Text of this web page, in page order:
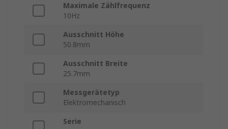
Maximale Zählfrequenz
10Hz
Ausschnitt Höhe
50.8mm
Ausschnitt Breite
25.7mm
Messgerätetyp
Elektromechanisch
Serie